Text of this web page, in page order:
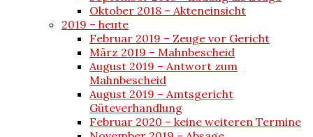
Oktober 2018 – Akteneinsicht
2019 – heute
Februar 2019 – Zeuge vor Gericht
März 2019 – Mahnbescheid
August 2019 – Antwort zum
Mahnbescheid
August 2019 – Amtsgericht
Güteverhandlung
Februar 2020 – keine weiteren Termine